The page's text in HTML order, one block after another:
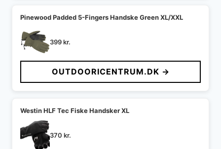
Pinewood Padded 5-Fingers Handske Green XL/XXL
399kr.
OUTDOORICENTRUM.DK →
Westin HLF Tec Fiske Handsker XL
370 kr.